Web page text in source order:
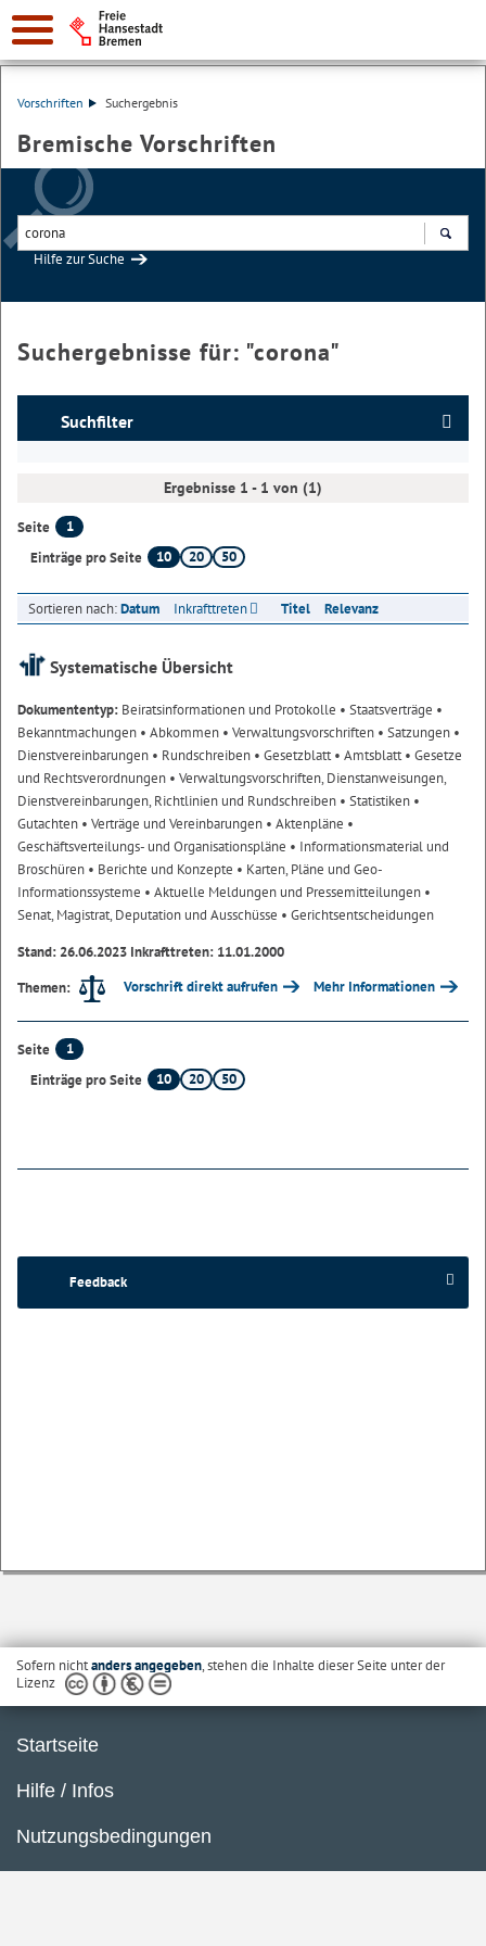
Vorschriften Suchergebnis
Bremische Vorschriften
Hilfe zur Suche
Suchergebnisse für: "corona"
Suchfilter
Ergebnisse 1 - 1 von (1)
Seite
1
Einträge pro Seite
10 20 50
Sortieren nach:Datum Inkrafttreten Titel Relevanz
Systematische Übersicht
Dokumententyp: Beiratsinformationen und Protokolle • Staatsverträge •
Bekanntmachungen • Abkommen • Verwaltungsvorschriften • Satzungen •
Dienstvereinbarungen • Rundschreiben • Gesetzblatt• Amtsblatt• Gesetze
und Rechtsverordnungen • Verwaltungsvorschriften, Dienstanweisungen,
Dienstvereinbarungen, Richtlinien und Rundschreiben • Statistiken •
Gutachten • Verträge und Vereinbarungen • Aktenpläne •
Geschäftsverteilungs- und Organisationspläne • Informationsmaterial und
Broschüren • Berichte und Konzepte • Karten, Pläne und Geo-
Informationssysteme • Aktuelle Meldungen und Pressemitteilungen •
Senat, Magistrat, Deputation und Ausschüsse • Gerichtsentscheidungen
Stand: 26.06.2023 Inkrafttreten: 11.01.2000
Themen:
Vorschrift direkt aufrufen Mehr Informationen
Seite
1
Einträge pro Seite
10 20 50
Feedback
Sofern nichtanders angegeben, stehen die Inhalte dieser Seite unter der
Lizenz
Startseite
Hilfe / Infos
Nutzungsbedingungen